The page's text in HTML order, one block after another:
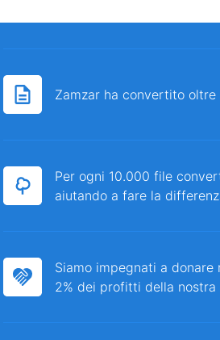
Zamzar ha convertito
Per ogni 10.000 file
aiutando a fare la
Siamo impegnati a donare
2% dei profitti della nostra